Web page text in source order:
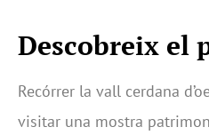
Descobreix el
Recórrer la vall cerdana
visitar una mostra